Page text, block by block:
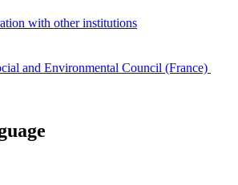
with other institutions
and Environmental Council (France)